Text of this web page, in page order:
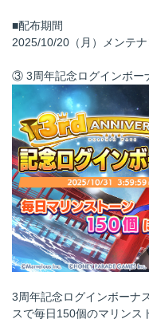
■配布期間
2025/10/20（月）メンテ
③ 3周年記念ログインボー
3周年記念ログインボーナ
スで毎日150個のマリンス